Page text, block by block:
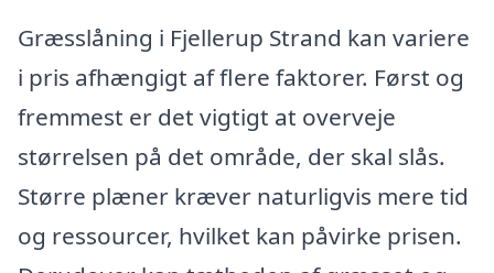
Græsslåning i Fjellerup Strand kan variere
i pris afhængigt af flere faktorer. Først og
fremmest er det vigtigt at overveje
størrelsen på det område, der skal slås.
Større plæner kræver naturligvis mere tid
og ressourcer, hvilket kan påvirke prisen.